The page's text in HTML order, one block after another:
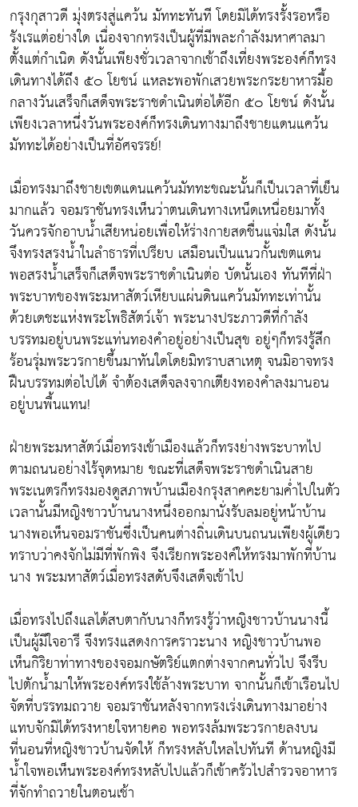
กรุงกุสาวดี มุ่งตรงสู่แคว้น มัททะทันที โดยมิได้ทรงรั้งรอหรือ
รังเรแต่อย่างใด เนื่องจากทรงเป็นผู้ที่มีพละกำลังมหาศาลมา
ตั้งแต่กำเนิด ดังนั้นเพียงชั่วเวลาจากเช้าถึงเที่ยงพระองค์ก็ทรง
เดินทางได้ถึง ๕๐ โยชน์ แหละพอพักเสวยพระกระยาหารมื้อ
กลางวันเสร็จก็เสด็จพระราชดำเนินต่อได้อีก ๕๐ โยชน์ ดังนั้น
เพียงเวลาหนึ่งวันพระองค์ก็ทรงเดินทางมาถึงชายแดนแคว้น
มัททะได้อย่างเป็นที่อัศจรรย์!
เมื่อทรงมาถึงชายเขตแดนแคว้นมัททะขณะนั้นก็เป็นเวลาที่เย็น
มากแล้ว จอมราชันทรงเห็นว่าตนเดินทางเหน็ดเหนื่อยมาทั้ง
วันควรจักอาบน้ำเสียหน่อยเพื่อให้ร่างกายสดชื่นแจ่มใส ดังนั้น
จึงทรงสรงน้ำในลำธารที่เปรียบ เสมือนเป็นแนวกั้นเขตแดน
พอสรงน้ำเสร็จก็เสด็จพระราชดำเนินต่อ บัดนั้นเอง ทันทีที่ฝ่า
พระบาทของพระมหาสัตว์เหียบแผ่นดินแคว้นมัททะเท่านั้น
ด้วยเดชะแห่งพระโพธิสัตว์เจ้า พระนางประภาวดีที่กำลัง
บรรทมอยู่บนพระแท่นทองคำอยู่อย่างเป็นสุข อยู่ๆก็ทรงรู้สึก
ร้อนรุ่มพระวรกายขึ้นมาทันใดโดยมิทราบสาเหตุ จนมิอาจทรง
ฝืนบรรทมต่อไปได้ จำต้องเสด็จลงจากเตียงทองคำลงมานอน
อยู่บนพื้นแทน!
ฝ่ายพระมหาสัตว์เมื่อทรงเข้าเมืองแล้วก็ทรงย่างพระบาทไป
ตามถนนอย่างไร้จุดหมาย ขณะที่เสด็จพระราชดำเนินสาย
พระเนตรก็ทรงมองดูสภาพบ้านเมืองกรุงสาคคะยามค่ำไปในตัว
เวลานั้นมีหญิงชาวบ้านนางหนึ่งออกมานั่งรับลมอยู่หน้าบ้าน
นางพอเห็นจอมราชันซึ่งเป็นคนต่างถิ่นเดินบนถนนเพียงผู้เดียว
ทราบว่าคงจักไม่มีที่พักพิง จึงเรียกพระองค์ให้ทรงมาพักที่บ้าน
นาง พระมหาสัตว์เมื่อทรงสดับจึงเสด็จเข้าไป
เมื่อทรงไปถึงแลได้สบตากับนางก็ทรงรู้ว่าหญิงชาวบ้านนางนี้
เป็นผู้มีใจอารี จึงทรงแสดงการคราวะนาง หญิงชาวบ้านพอ
เห็นกิริยาท่าทางของจอมกษัตริย์แตกต่างจากคนทั่วไป จึงรีบ
ไปตักน้ำมาให้พระองค์ทรงใช้ล้างพระบาท จากนั้นก็เข้าเรือนไป
จัดที่บรรทมถวาย จอมราชันหลังจากทรงเร่งเดินทางมาอย่าง
แทบจักมิได้ทรงหายใจหายคอ พอทรงล้มพระวรกายลงบน
ที่นอนที่หญิงชาวบ้านจัดให้ ก็ทรงหลับใหลไปทันที ด้านหญิงมี
น้ำใจพอเห็นพระองค์ทรงหลับไปแล้วก็เข้าครัวไปสำรวจอาหาร
ที่จักทำถวายในตอนเช้า